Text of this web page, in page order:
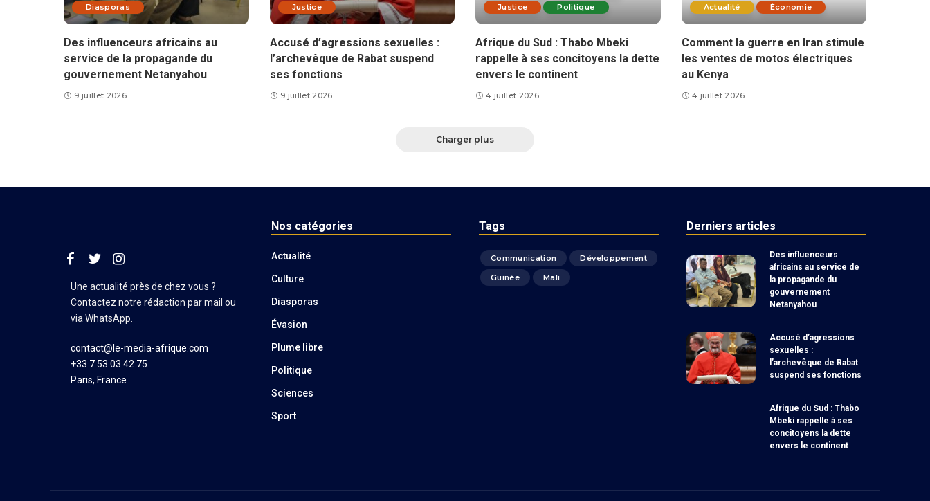
Diasporas
Des influenceurs africains au
service de la propagande du
gouvernement Netanyahou
9 juillet 2026
Justice
Accusé d’agressions sexuelles :
l’archevêque de Rabat suspend
ses fonctions
9 juillet 2026
Justice
Politique
Afrique du Sud : Thabo Mbeki
rappelle à ses concitoyens la dette
envers le continent
4 juillet 2026
Actualité Économie
Comment la guerre en Iran stimule
les ventes de motos électriques
au Kenya
4 juillet 2026
Charger plus
Une actualité près de chez vous ?
Contactez notre rédaction par mail ou
via WhatsApp.
contact@le-media-afrique.com
+33 7 53 03 42 75
Paris, France
Nos catégories
Actualité
Culture
Diasporas
Évasion
Plume libre
Politique
Sciences
Sport
Tags
Communication
Développement
Guinée
Mali
Derniers articles
Des influenceurs
africains au service de
la propagande du
gouvernement
Netanyahou
Accusé d’agressions
sexuelles :
l’archevêque de Rabat
suspend ses fonctions
Afrique du Sud : Thabo
Mbeki rappelle à ses
concitoyens la dette
envers le continent